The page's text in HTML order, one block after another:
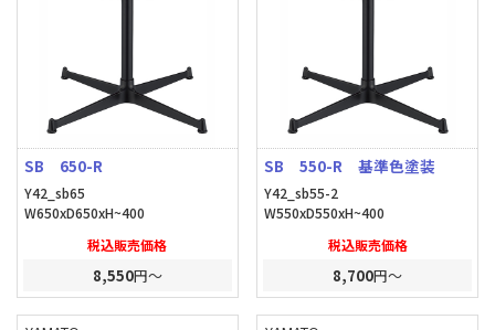
SB 650-R
Y42_sb65
W650xD650xH~400
税込販売価格
8,550円～
SB 550-R 基準色塗装
Y42_sb55-2
W550xD550xH~400
税込販売価格
8,700円～